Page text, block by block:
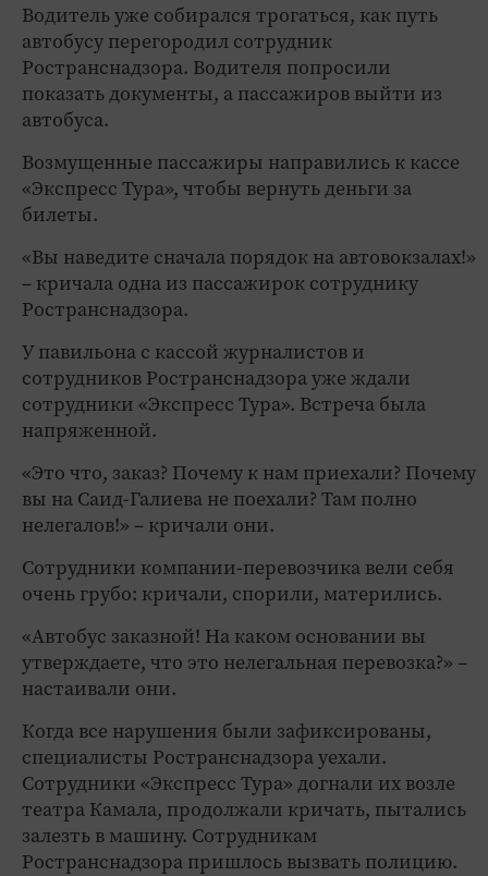
Водитель уже собирался трогаться, как путь
автобусу перегородил сотрудник
Ространснадзора. Водителя попросили
показать документы, а пассажиров выйти из
автобуса.
Возмущенные пассажиры направились к кассе
«Экспресс Тура», чтобы вернуть деньги за
билеты.
«Вы наведите сначала порядок на автовокзалах!»
– кричала одна из пассажирок сотруднику
Ространснадзора.
У павильона с кассой журналистов и
сотрудников Ространснадзора уже ждали
сотрудники «Экспресс Тура». Встреча была
напряженной.
«Это что, заказ? Почему к нам приехали? Почему
вы на Саид-Галиева не поехали? Там полно
нелегалов!» – кричали они.
Сотрудники компании-перевозчика вели себя
очень грубо: кричали, спорили, матерились.
«Автобус заказной! На каком основании вы
утверждаете, что это нелегальная перевозка?» –
настаивали они.
Когда все нарушения были зафиксированы,
специалисты Ространснадзора уехали.
Сотрудники «Экспресс Тура» догнали их возле
театра Камала, продолжали кричать, пытались
залезть в машину. Сотрудникам
Ространснадзора пришлось вызвать полицию.